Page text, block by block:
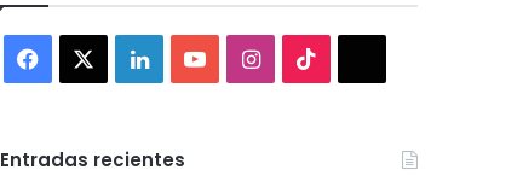
Facebook LinkedInYouTubeInstagram
Entradas recientes